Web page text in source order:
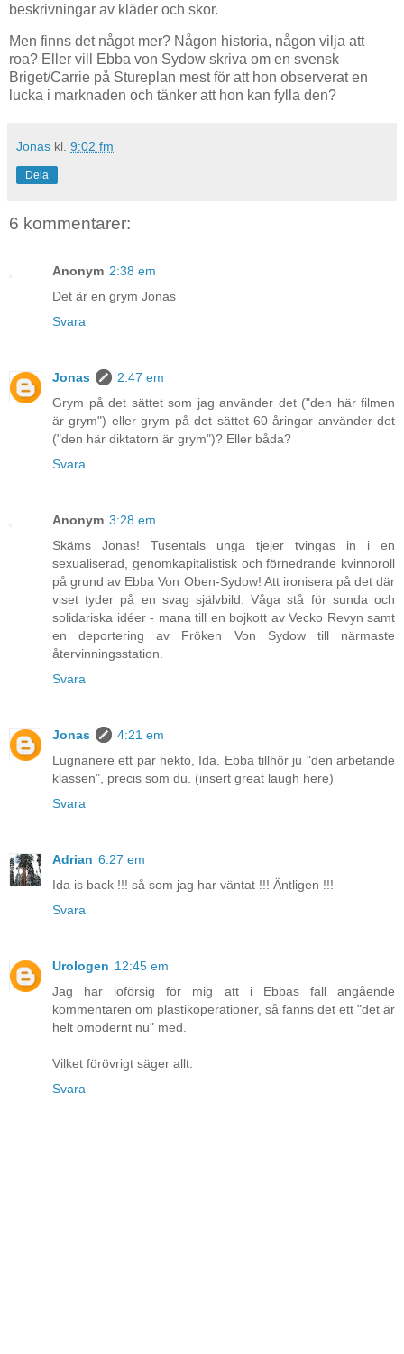
beskrivningar av kläder och skor.
Men finns det något mer? Någon historia, någon vilja att
roa? Eller vill Ebba von Sydow skriva om en svensk
Briget/Carrie på Stureplan mest för att hon observerat en
lucka i marknaden och tänker att hon kan fylla den?
Jonas kl. 9:02 fm
Dela
6 kommentarer:
Anonym 2:38 em
Det är en grym Jonas
Svara
Jonas
2:47 em
Grym på det sättet som jag använder det ("den här filmen
är grym") eller grym på det sättet 60-åringar använder det
("den här diktatorn är grym")? Eller båda?
Svara
Anonym 3:28 em
Skäms Jonas! Tusentals unga tjejer tvingas in i en
sexualiserad, genomkapitalistisk och förnedrande kvinnoroll
på grund av Ebba Von Oben-Sydow! Att ironisera på det där
viset tyder på en svag självbild. Våga stå för sunda och
solidariska idéer - mana till en bojkott av Vecko Revyn samt
en deportering av Fröken Von Sydow till närmaste
återvinningsstation.
Svara
Jonas
4:21 em
Lugnanere ett par hekto, Ida. Ebba tillhör ju "den arbetande
klassen", precis som du. (insert great laugh here)
Svara
Adrian 6:27 em
Ida is back !!! så som jag har väntat !!! Äntligen !!!
Svara
Urologen 12:45 em
Jag har ioförsig för mig att i Ebbas fall angående
kommentaren om plastikoperationer, så fanns det ett "det är
helt omodernt nu" med.
Vilket förövrigt säger allt.
Svara